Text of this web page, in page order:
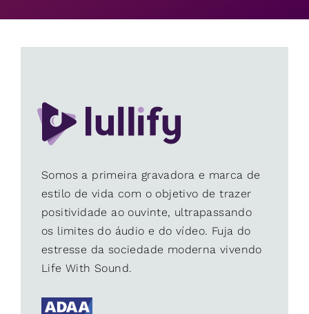
Somos a primeira gravadora e marca de
estilo de vida com o objetivo de trazer
positividade ao ouvinte, ultrapassando
os limites do áudio e do vídeo. Fuja do
estresse da sociedade moderna vivendo
Life With Sound.